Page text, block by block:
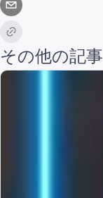
その他の記事